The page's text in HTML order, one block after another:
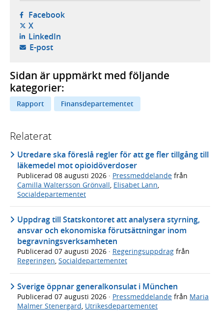
Facebook- öppnas i ny flik, extern webbplats,
X- öppnas i ny flik, extern webbplats,
LinkedIn- öppnas i ny flik, extern webbplats,
E-post- öppnar din e-postklient,
Sidan är uppmärkt med följande
kategorier:
Rapport Finansdepartementet
Relaterat
Utredare ska föreslå regler för att ge fler tillgång till
läkemedel mot opioidöverdoser
Publicerad 08 augusti 2026 · Pressmeddelande från
Camilla Waltersson Grönvall Elisabet Lann
Socialdepartementet
Uppdrag till Statskontoret att analysera styrning,
ansvar och ekonomiska förutsättningar inom
begravningsverksamheten
Publicerad 07 augusti 2026 · Regeringsuppdrag från
Regeringen, Socialdepartementet
Sverige öppnar generalkonsulat i München
Publicerad 07 augusti 2026 · Pressmeddelande från Maria
Malmer Stenergard, Utrikesdepartementet